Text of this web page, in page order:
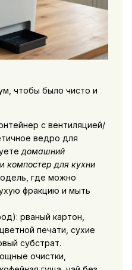
чтобы было чисто и
с вентиляцией/
ведро для
домашний
компостер для кухни
где можно
фракцию и мыть
рваный картон,
печати, сухие
субстрат.
очистки,